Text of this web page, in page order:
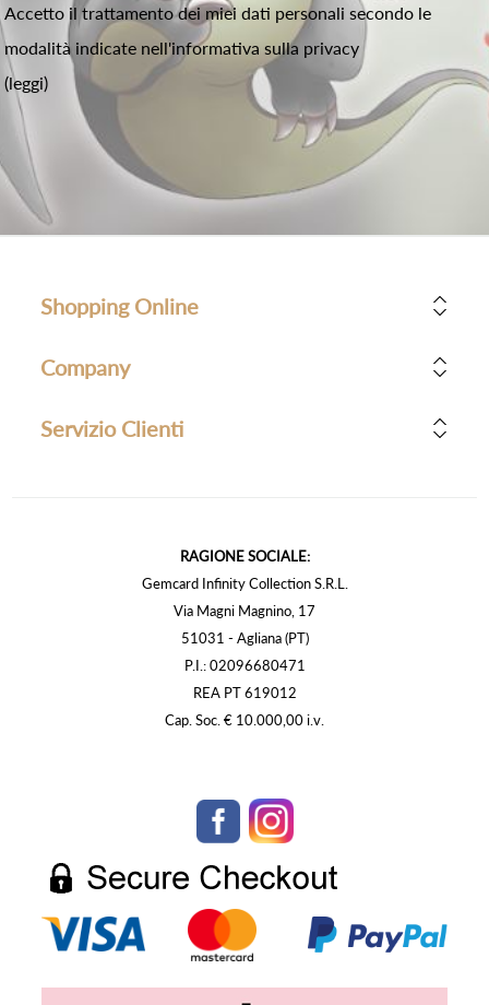
Accetto il trattamento dei miei dati personali secondo le
modalità indicate nell'informativa sulla privacy
(leggi)
Shopping Online
Company
Servizio Clienti
RAGIONE SOCIALE:
Gemcard Infinity Collection S.R.L.
Via Magni Magnino, 17
51031 - Agliana (PT)
P.I.: 02096680471
REA PT 619012
Cap. Soc. € 10.000,00 i.v.